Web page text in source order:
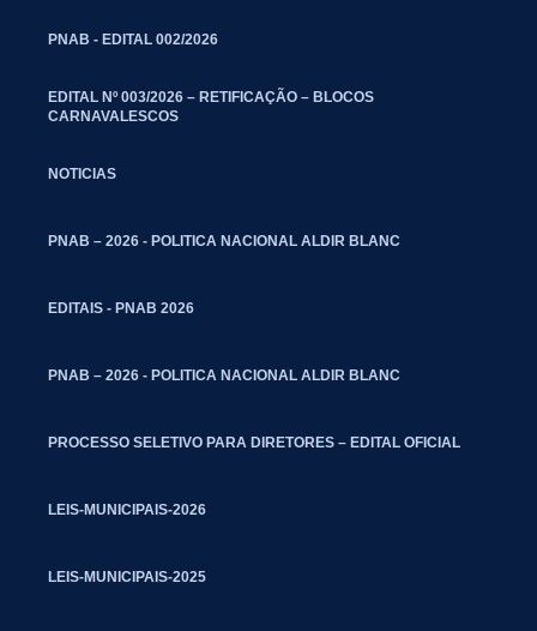
PNAB - EDITAL 002/2026
EDITAL Nº 003/2026 – RETIFICAÇÃO – BLOCOS
CARNAVALESCOS
NOTICIAS
PNAB – 2026 - POLITICA NACIONAL ALDIR BLANC
EDITAIS - PNAB 2026
PNAB – 2026 - POLITICA NACIONAL ALDIR BLANC
PROCESSO SELETIVO PARA DIRETORES – EDITAL OFICIAL
LEIS-MUNICIPAIS-2026
LEIS-MUNICIPAIS-2025